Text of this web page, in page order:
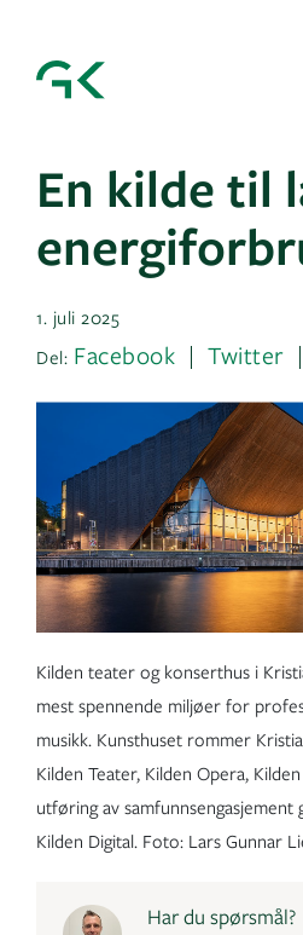
En kilde til
1. juli 2025
Del: Facebook Twitter
Kilden teater og konserthus i
mest spennende miljøer for
musikk. Kunsthuset rommer
Kilden Teater, Kilden Opera,
utføring av samfunnsengasjement
Kilden Digital. Foto: Lars Gunnar
Har du spørsmål?